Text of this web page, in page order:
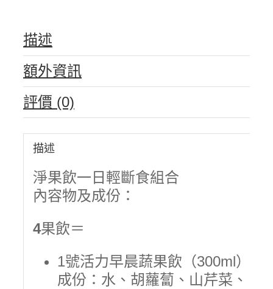
描述
額外資訊
評價 (0)
描述
淨果飲一日輕斷食組合
內容物及成份：
4果飲＝
1號活力早晨蔬果飲（300ml）
成份：水、胡蘿蔔、山芹菜、